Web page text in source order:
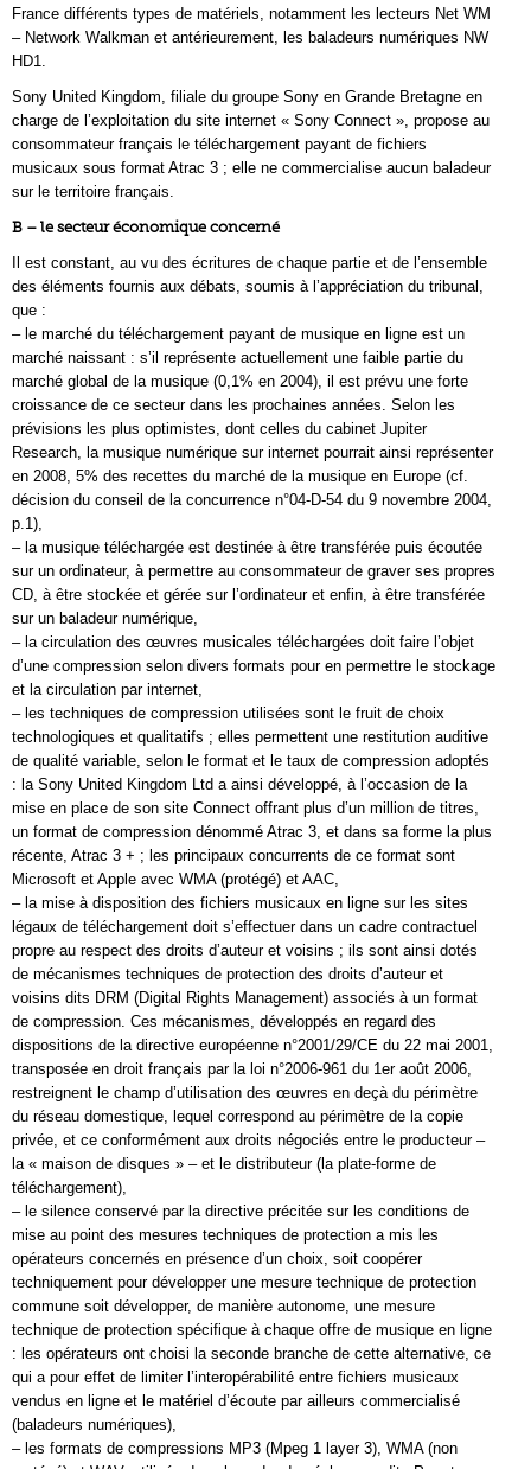
France différents types de matériels, notamment les lecteurs Net WM
– Network Walkman et antérieurement, les baladeurs numériques NW
HD1.
Sony United Kingdom, filiale du groupe Sony en Grande Bretagne en
charge de l’exploitation du site internet « Sony Connect », propose au
consommateur français le téléchargement payant de fichiers
musicaux sous format Atrac 3 ; elle ne commercialise aucun baladeur
sur le territoire français.
B – le secteur économique concerné
Il est constant, au vu des écritures de chaque partie et de l’ensemble
des éléments fournis aux débats, soumis à l’appréciation du tribunal,
que :
– le marché du téléchargement payant de musique en ligne est un
marché naissant : s’il représente actuellement une faible partie du
marché global de la musique (0,1% en 2004), il est prévu une forte
croissance de ce secteur dans les prochaines années. Selon les
prévisions les plus optimistes, dont celles du cabinet Jupiter
Research, la musique numérique sur internet pourrait ainsi représenter
en 2008, 5% des recettes du marché de la musique en Europe (cf.
décision du conseil de la concurrence n°04-D-54 du 9 novembre 2004,
p.1),
– la musique téléchargée est destinée à être transférée puis écoutée
sur un ordinateur, à permettre au consommateur de graver ses propres
CD, à être stockée et gérée sur l’ordinateur et enfin, à être transférée
sur un baladeur numérique,
– la circulation des œuvres musicales téléchargées doit faire l’objet
d’une compression selon divers formats pour en permettre le stockage
et la circulation par internet,
– les techniques de compression utilisées sont le fruit de choix
technologiques et qualitatifs ; elles permettent une restitution auditive
de qualité variable, selon le format et le taux de compression adoptés
: la Sony United Kingdom Ltd a ainsi développé, à l’occasion de la
mise en place de son site Connect offrant plus d’un million de titres,
un format de compression dénommé Atrac 3, et dans sa forme la plus
récente, Atrac 3 + ; les principaux concurrents de ce format sont
Microsoft et Apple avec WMA (protégé) et AAC,
– la mise à disposition des fichiers musicaux en ligne sur les sites
légaux de téléchargement doit s’effectuer dans un cadre contractuel
propre au respect des droits d’auteur et voisins ; ils sont ainsi dotés
de mécanismes techniques de protection des droits d’auteur et
voisins dits DRM (Digital Rights Management) associés à un format
de compression. Ces mécanismes, développés en regard des
dispositions de la directive européenne n°2001/29/CE du 22 mai 2001,
transposée en droit français par la loi n°2006-961 du 1er août 2006,
restreignent le champ d’utilisation des œuvres en deçà du périmètre
du réseau domestique, lequel correspond au périmètre de la copie
privée, et ce conformément aux droits négociés entre le producteur –
la « maison de disques » – et le distributeur (la plate-forme de
téléchargement),
– le silence conservé par la directive précitée sur les conditions de
mise au point des mesures techniques de protection a mis les
opérateurs concernés en présence d’un choix, soit coopérer
techniquement pour développer une mesure technique de protection
commune soit développer, de manière autonome, une mesure
technique de protection spécifique à chaque offre de musique en ligne
: les opérateurs ont choisi la seconde branche de cette alternative, ce
qui a pour effet de limiter l’interopérabilité entre fichiers musicaux
vendus en ligne et le matériel d’écoute par ailleurs commercialisé
(baladeurs numériques),
– les formats de compressions MP3 (Mpeg 1 layer 3), WMA (non